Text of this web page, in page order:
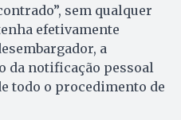
sem qualquer
efetivamente
a
da notificação pessoal
todo o procedimento de